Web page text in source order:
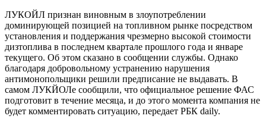
ЛУКОЙЛ признан виновным в злоупотреблении
доминирующей позицией на топливном рынке посредством
установления и поддержания чрезмерно высокой стоимости
дизтоплива в последнем квартале прошлого года и январе
текущего. Об этом сказано в сообщении службы. Однако
благодаря добровольному устранению нарушения
антимонопольщики решили предписание не выдавать. В
самом ЛУКЙОЛе сообщили, что официальное решение ФАС
подготовит в течение месяца, и до этого момента компания не
будет комментировать ситуацию, передает РБК daily.